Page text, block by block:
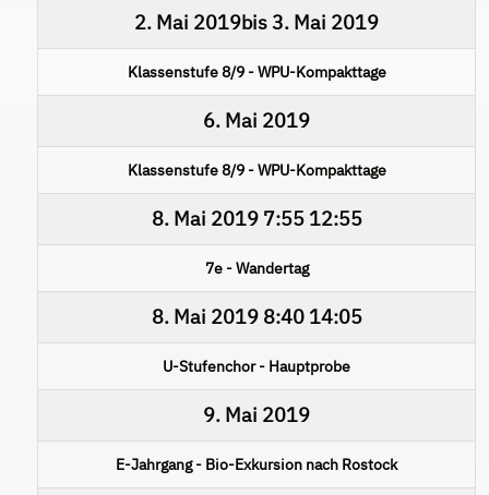
2. Mai 2019bis3. Mai 2019
Klassenstufe 8/9 - WPU-Kompakttage
6. Mai 2019
Klassenstufe 8/9 - WPU-Kompakttage
8. Mai 20197:55 12:55
7e - Wandertag
8. Mai 20198:40 14:05
U-Stufenchor - Hauptprobe
9. Mai 2019
E-Jahrgang - Bio-Exkursion nach Rostock